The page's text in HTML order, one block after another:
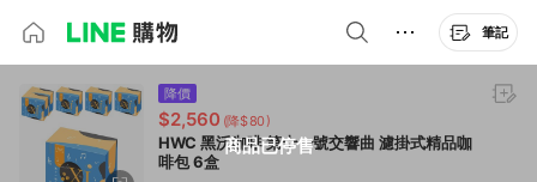
筆記
商品已停售
降價
$2,560 (降$80)
HWC 黑沃咖啡 第十一號交響曲 濾掛式精品咖
啡包 6盒